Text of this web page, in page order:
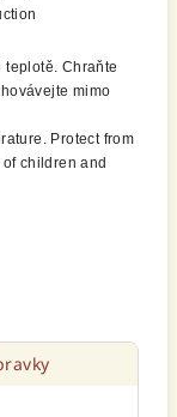
Chraňte
mimo
Protect from
children and